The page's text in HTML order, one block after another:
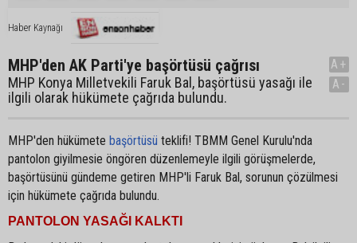
Haber Kaynağı
MHP'den AK Parti'ye başörtüsü çağrısı
MHP Konya Milletvekili Faruk Bal, başörtüsü yasağı ile
ilgili olarak hükümete çağrıda bulundu.
A+
A-
MHP'den hükümete başörtüsü teklifi! TBMM Genel Kurulu'nda
pantolon giyilmesie öngören düzenlemeyle ilgili görüşmelerde,
başörtüsünü gündeme getiren MHP'li Faruk Bal, sorunun çözülmesi
için hükümete çağrıda bulundu.
PANTOLON YASAĞI KALKTI